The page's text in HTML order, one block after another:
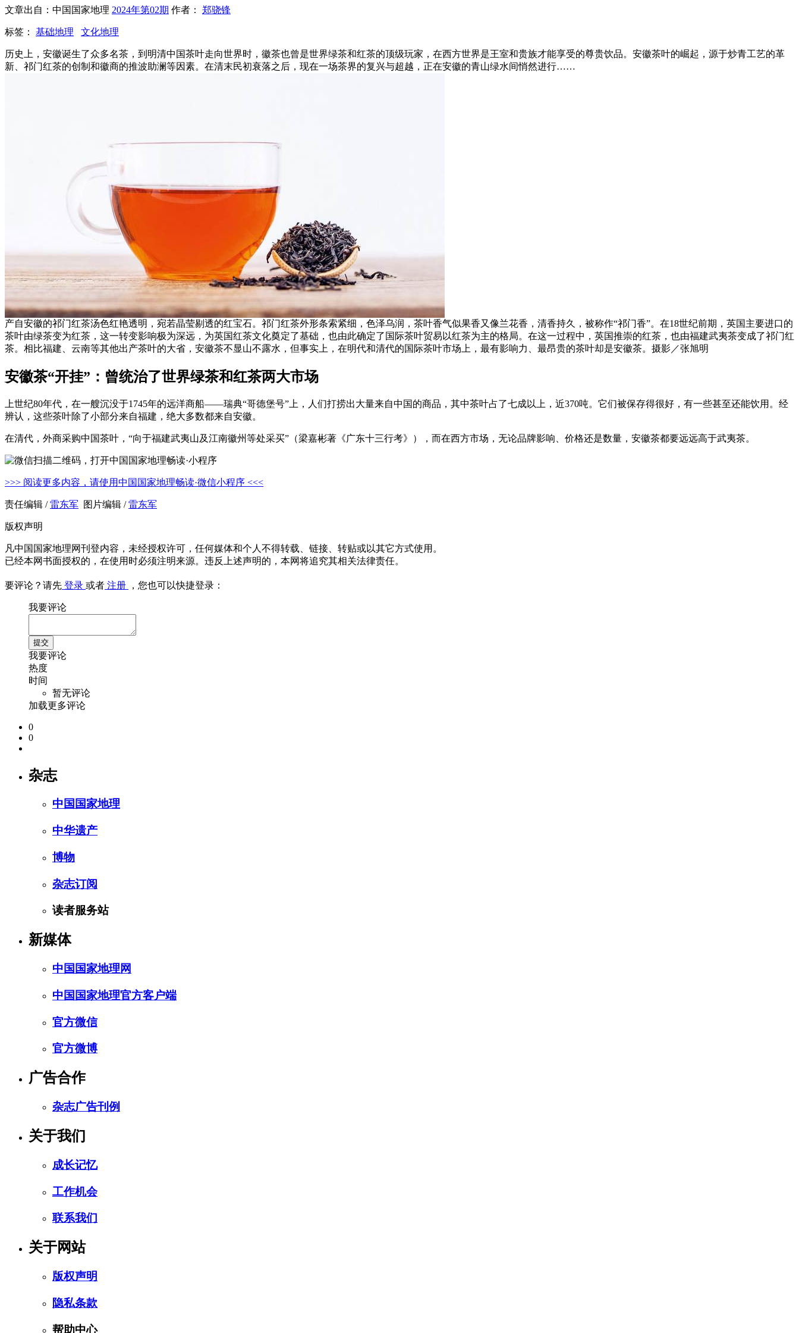
文章出自：中国国家地理 2024年第02期 作者： 郑骁锋
标签： 基础地理 文化地理
历史上，安徽诞生了众多名茶，到明清中国茶叶走向世界时，徽茶也曾是世界绿茶和红茶的顶级玩家，在西方世界是王室和贵族才能享受的尊贵饮品。安徽茶叶的崛起，源于炒青工艺的革
新、祁门红茶的创制和徽商的推波助澜等因素。在清末民初衰落之后，现在一场茶界的复兴与超越，正在安徽的青山绿水间悄然进行……
产自安徽的祁门红茶汤色红艳透明，宛若晶莹剔透的红宝石。祁门红茶外形条索紧细，色泽乌润，茶叶香气似果香又像兰花香，清香持久，被称作“祁门香”。在18世纪前期，英国主要进口的
茶叶由绿茶变为红茶，这一转变影响极为深远，为英国红茶文化奠定了基础，也由此确定了国际茶叶贸易以红茶为主的格局。在这一过程中，英国推崇的红茶，也由福建武夷茶变成了祁门红
茶。相比福建、云南等其他出产茶叶的大省，安徽茶不显山不露水，但事实上，在明代和清代的国际茶叶市场上，最有影响力、最昂贵的茶叶却是安徽茶。摄影／张旭明
安徽茶“开挂”：曾统治了世界绿茶和红茶两大市场
上世纪80年代，在一艘沉没于1745年的远洋商船——瑞典“哥德堡号”上，人们打捞出大量来自中国的商品，其中茶叶占了七成以上，近370吨。它们被保存得很好，有一些甚至还能饮用。经
辨认，这些茶叶除了小部分来自福建，绝大多数都来自安徽。
在清代，外商采购中国茶叶，“向于福建武夷山及江南徽州等处采买”（梁嘉彬著《广东十三行考》），而在西方市场，无论品牌影响、价格还是数量，安徽茶都要远远高于武夷茶。
>>> 阅读更多内容，请使用中国国家地理畅读·微信小程序 <<<
责任编辑 /雷东军 图片编辑 /雷东军
版权声明
凡中国国家地理网刊登内容，未经授权许可，任何媒体和个人不得转载、链接、转贴或以其它方式使用。
已经本网书面授权的，在使用时必须注明来源。违反上述声明的，本网将追究其相关法律责任。
要评论？请先 登录 或者 注册 ，您也可以快捷登录：
我要评论
我要评论
热度
时间
暂无评论
加载更多评论
0
0
杂志
中国国家地理
中华遗产
博物
杂志订阅
读者服务站
新媒体
中国国家地理网
中国国家地理官方客户端
官方微信
官方微博
广告合作
杂志广告刊例
关于我们
成长记忆
工作机会
联系我们
关于网站
版权声明
隐私条款
帮助中心